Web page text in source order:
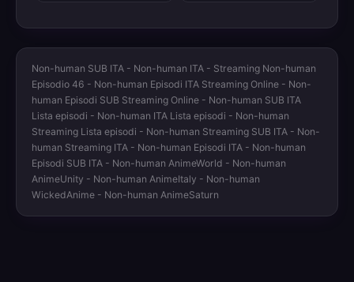
Non-human SUB ITA - Non-human ITA - Streaming Non-human
Episodio 46 - Non-human Episodi ITA Streaming Online - Non-
human Episodi SUB Streaming Online - Non-human SUB ITA
Lista episodi - Non-human ITA Lista episodi - Non-human
Streaming Lista episodi - Non-human Streaming SUB ITA - Non-
human Streaming ITA - Non-human Episodi ITA - Non-human
Episodi SUB ITA - Non-human AnimeWorld - Non-human
AnimeUnity - Non-human AnimeItaly - Non-human
WickedAnime - Non-human AnimeSaturn